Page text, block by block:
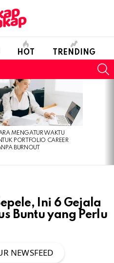
HOT TRENDING
MENGATUR WAKTU
PORTFOLIO CAREER
BURNOUT
Ini 6 Gejala
Buntu yang Perlu
NEWSFEED